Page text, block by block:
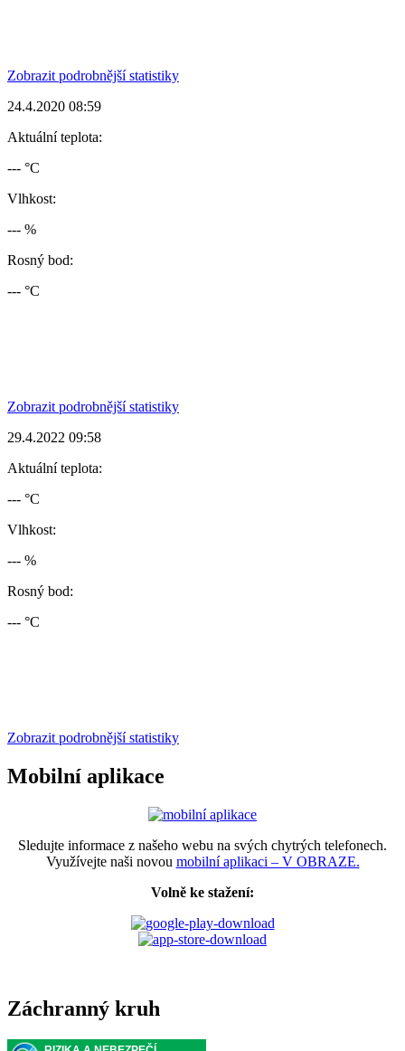
Zobrazit podrobnější statistiky
24.4.2020 08:59
Aktuální teplota:
--- °C
Vlhkost:
--- %
Rosný bod:
--- °C
Zobrazit podrobnější statistiky
29.4.2022 09:58
Aktuální teplota:
--- °C
Vlhkost:
--- %
Rosný bod:
--- °C
Zobrazit podrobnější statistiky
Mobilní aplikace
Sledujte informace z našeho webu na svých chytrých telefonech.
Využívejte naši novou mobilní aplikaci – V OBRAZE.
Volně ke stažení:
Záchranný kruh